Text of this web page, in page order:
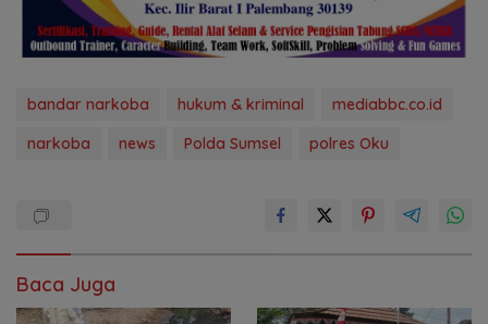
bandar narkoba hukum & kriminal
mediabbc.co.id
narkoba
news Polda Sumsel polres Oku
Baca Juga